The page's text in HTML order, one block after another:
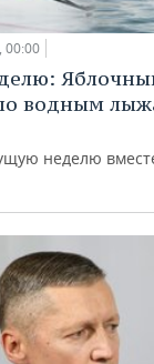
00:00
водным
неделю